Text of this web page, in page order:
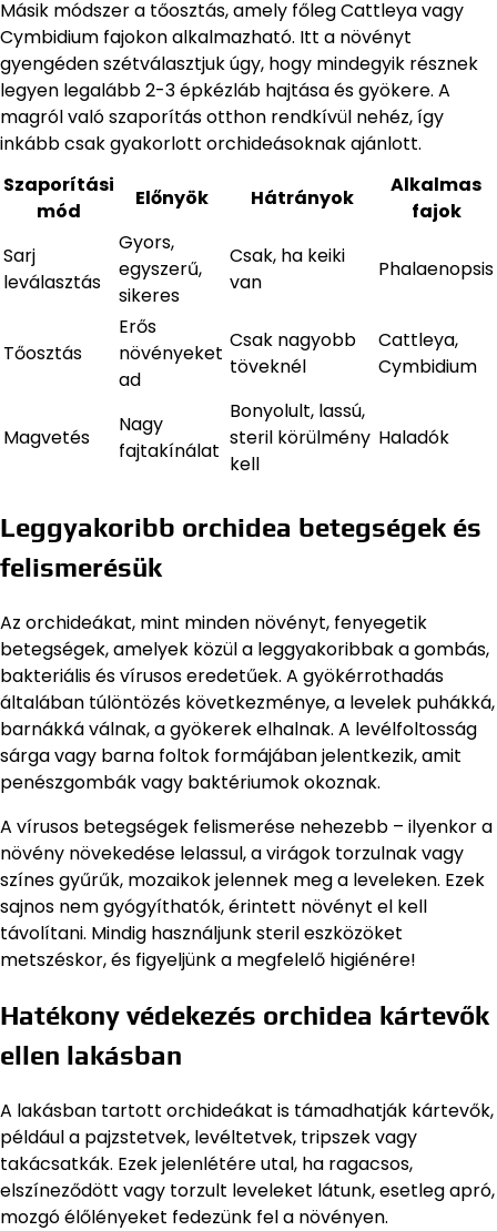
Másik módszer a tőosztás, amely főleg Cattleya vagy
Cymbidium fajokon alkalmazható. Itt a növényt
gyengéden szétválasztjuk úgy, hogy mindegyik résznek
legyen legalább 2-3 épkézláb hajtása és gyökere. A
magról való szaporítás otthon rendkívül nehéz, így
inkább csak gyakorlott orchideásoknak ajánlott.
Szaporítási
mód
Előnyök Hátrányok
Alkalmas
fajok
Sarj
leválasztás
Gyors,
egyszerű,
sikeres
Csak, ha keiki
van
Phalaenopsis
Tőosztás
Erős
növényeket
ad
Csak nagyobb
töveknél
Cattleya,
Cymbidium
Magvetés
Nagy
fajtakínálat
Bonyolult, lassú,
steril körülmény
kell
Haladók
Leggyakoribb orchidea betegségek és
felismerésük
Az orchideákat, mint minden növényt, fenyegetik
betegségek, amelyek közül a leggyakoribbak a gombás,
bakteriális és vírusos eredetűek. A gyökérrothadás
általában túlöntözés következménye, a levelek puhákká,
barnákká válnak, a gyökerek elhalnak. A levélfoltosság
sárga vagy barna foltok formájában jelentkezik, amit
penészgombák vagy baktériumok okoznak.
A vírusos betegségek felismerése nehezebb – ilyenkor a
növény növekedése lelassul, a virágok torzulnak vagy
színes gyűrűk, mozaikok jelennek meg a leveleken. Ezek
sajnos nem gyógyíthatók, érintett növényt el kell
távolítani. Mindig használjunk steril eszközöket
metszéskor, és figyeljünk a megfelelő higiénére!
Hatékony védekezés orchidea kártevők
ellen lakásban
A lakásban tartott orchideákat is támadhatják kártevők,
például a pajzstetvek, levéltetvek, tripszek vagy
takácsatkák. Ezek jelenlétére utal, ha ragacsos,
elszíneződött vagy torzult leveleket látunk, esetleg apró,
mozgó élőlényeket fedezünk fel a növényen.